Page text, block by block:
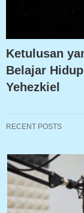
Ketulusan
Belajar
Yehezkiel
RECENT POSTS